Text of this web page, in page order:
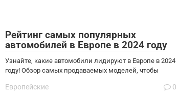
Рейтинг самых популярных
автомобилей в Европе в 2024 году
Узнайте, какие автомобили лидируют в Европе в 2024
году! Обзор самых продаваемых моделей, чтобы
Европейские 0